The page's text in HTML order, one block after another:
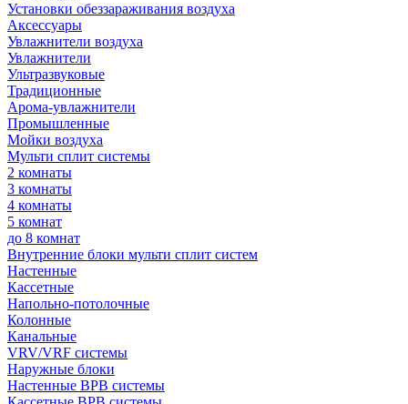
Установки обеззараживания воздуха
Аксессуары
Увлажнители воздуха
Увлажнители
Ультразвуковые
Традиционные
Арома-увлажнители
Промышленные
Мойки воздуха
Мульти сплит системы
2 комнаты
3 комнаты
4 комнаты
5 комнат
до 8 комнат
Внутренние блоки мульти сплит систем
Настенные
Кассетные
Напольно-потолочные
Колонные
Канальные
VRV/VRF системы
Наружные блоки
Настенные ВРВ системы